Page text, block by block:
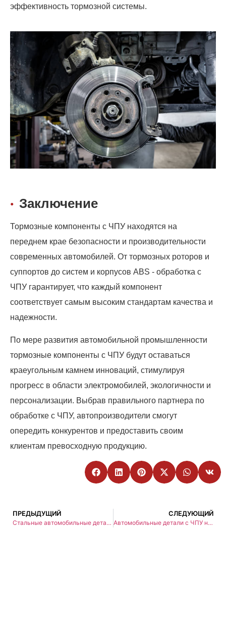
эффективность тормозной системы.
Заключение
Тормозные компоненты с ЧПУ находятся на
переднем крае безопасности и производительности
современных автомобилей. От тормозных роторов и
суппортов до систем и корпусов ABS - обработка с
ЧПУ гарантирует, что каждый компонент
соответствует самым высоким стандартам качества и
надежности.
По мере развития автомобильной промышленности
тормозные компоненты с ЧПУ будут оставаться
краеугольным камнем инноваций, стимулируя
прогресс в области электромобилей, экологичности и
персонализации. Выбрав правильного партнера по
обработке с ЧПУ, автопроизводители смогут
опередить конкурентов и предоставить своим
клиентам превосходную продукцию.
ПРЕДЫДУЩИЙ
Стальные автомобильные детали с ЧПУ: Точность, прочность и инновации для современных автомобилей
СЛЕДУЮЩИЙ
Автомобильные детали с ЧПУ на заказ: Точность, инновации и производительность для современных автомобилей